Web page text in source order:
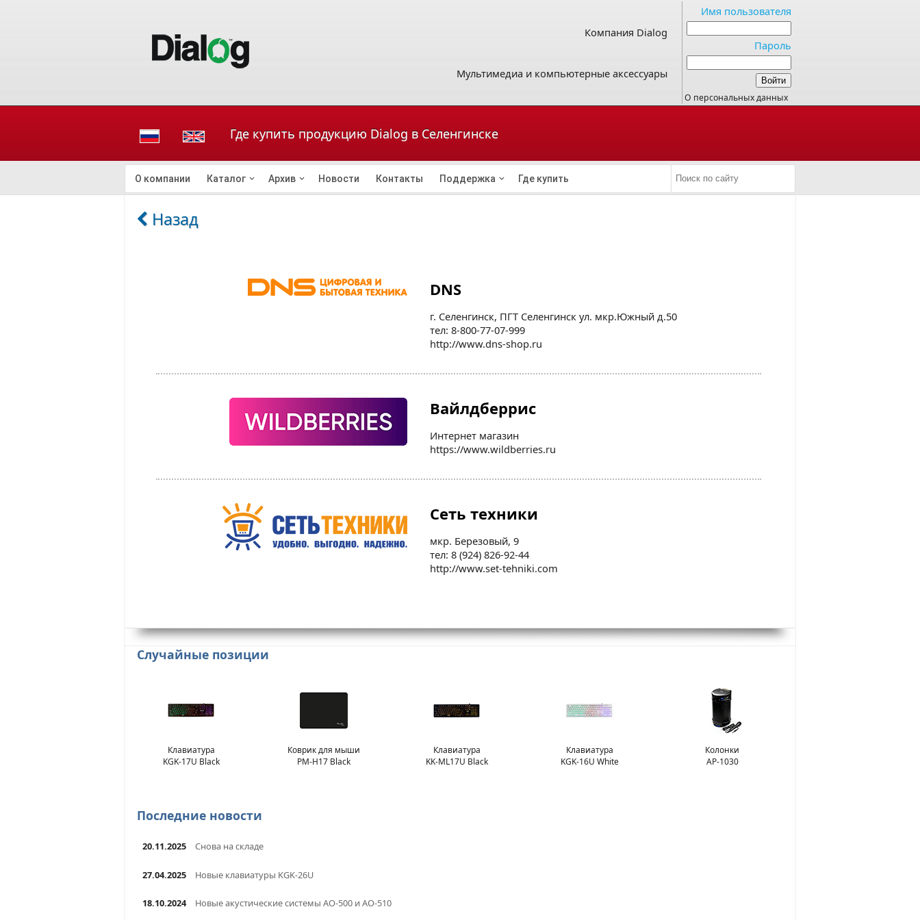
Компания Dialog
Мультимедиа и компьютерные аксессуары
Имя пользователя
Пароль
О персональных данных
Где купить продукцию Dialog в Селенгинске
О компании Каталог Архив Новости Контакты Поддержка Где купить
Назад
DNS
г. Селенгинск, ПГТ Селенгинск ул. мкр.Южный д.50
тел: 8-800-77-07-999
http://www.dns-shop.ru
Вайлдберрис
Интернет магазин
https://www.wildberries.ru
Сеть техники
мкр. Березовый, 9
тел: 8 (924) 826-92-44
http://www.set-tehniki.com
Случайные позиции
Клавиатура
KGK-17U Black
Коврик для мыши
PM-H17 Black
Клавиатура
KK-ML17U Black
Клавиатура
KGK-16U White
Колонки
AP-1030
Последние новости
20.11.2025 Снова на складе
27.04.2025 Новые клавиатуры KGK-26U
18.10.2024 Новые акустические системы AO-500 и AO-510